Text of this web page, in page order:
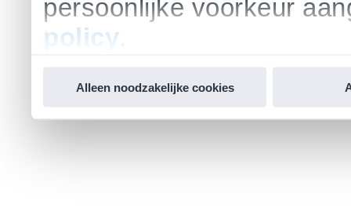
persoonlijke voorkeur
policy
Alleen noodzakelijke cookies